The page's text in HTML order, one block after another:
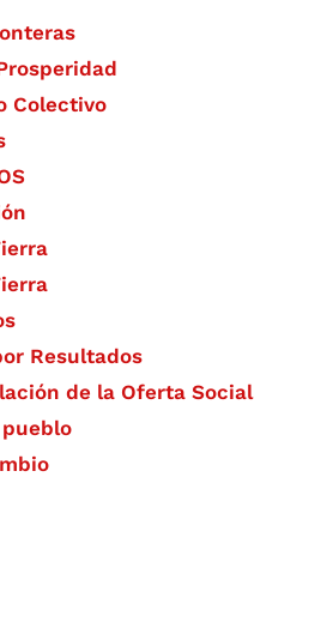
Colectivo
Resultados
de la Oferta Social